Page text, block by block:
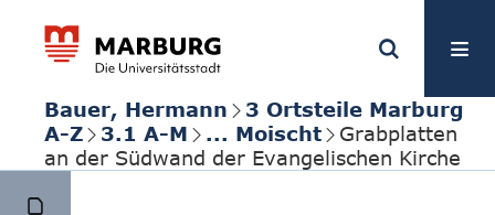
Bauer, Hermann
3 Ortsteile Marburg
A-Z
3.1 A-M ... Moischt
Grabplatten
an der Südwand der Evangelischen Kirche